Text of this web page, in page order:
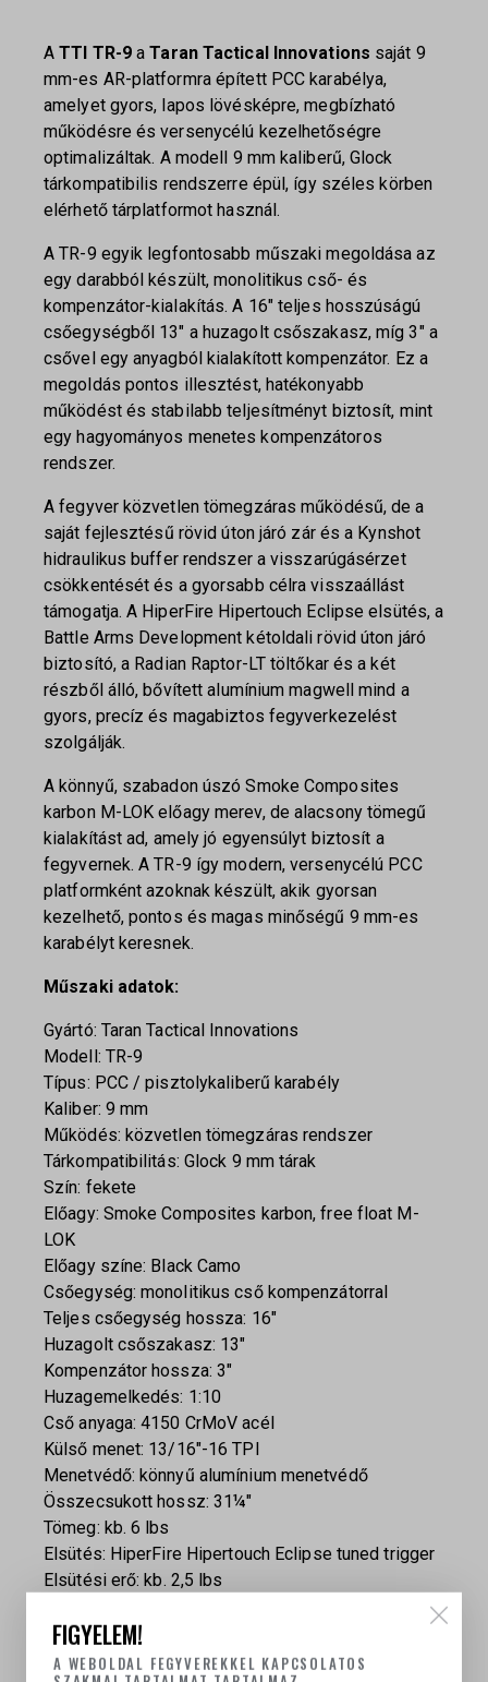
ATTI TR-9 aTaran Tactical Innovations saját 9
mm-es AR-platformra épített PCC karabélya,
amelyet gyors, lapos lövésképre, megbízható
működésre és versenycélú kezelhetőségre
optimalizáltak. A modell 9 mm kaliberű, Glock
tárkompatibilis rendszerre épül, így széles körben
elérhető tárplatformot használ.
A TR-9 egyik legfontosabb műszaki megoldása az
egy darabból készült, monolitikus cső- és
kompenzátor-kialakítás. A 16″ teljes hosszúságú
csőegységből 13″ a huzagolt csőszakasz, míg 3″ a
csővel egy anyagból kialakított kompenzátor. Ez a
megoldás pontos illesztést, hatékonyabb
működést és stabilabb teljesítményt biztosít, mint
egy hagyományos menetes kompenzátoros
rendszer.
A fegyver közvetlen tömegzáras működésű, de a
saját fejlesztésű rövid úton járó zár és a Kynshot
hidraulikus buffer rendszer a visszarúgásérzet
csökkentését és a gyorsabb célra visszaállást
támogatja. A HiperFire Hipertouch Eclipse elsütés, a
Battle Arms Development kétoldali rövid úton járó
biztosító, a Radian Raptor-LT töltőkar és a két
részből álló, bővített alumínium magwell mind a
gyors, precíz és magabiztos fegyverkezelést
szolgálják.
A könnyű, szabadon úszó Smoke Composites
karbon M-LOK előagy merev, de alacsony tömegű
kialakítást ad, amely jó egyensúlyt biztosít a
fegyvernek. A TR-9 így modern, versenycélú PCC
platformként azoknak készült, akik gyorsan
kezelhető, pontos és magas minőségű 9 mm-es
karabélyt keresnek.
Műszaki adatok:
Gyártó: Taran Tactical Innovations
Modell: TR-9
Típus: PCC / pisztolykaliberű karabély
Kaliber: 9 mm
Működés: közvetlen tömegzáras rendszer
Tárkompatibilitás: Glock 9 mm tárak
Szín: fekete
Előagy: Smoke Composites karbon, free float M-
LOK
Előagy színe: Black Camo
Csőegység: monolitikus cső kompenzátorral
Teljes csőegység hossza: 16″
Huzagolt csőszakasz: 13″
Kompenzátor hossza: 3″
Huzagemelkedés: 1:10
Cső anyaga: 4150 CrMoV acél
Külső menet: 13/16″-16 TPI
Menetvédő: könnyű alumínium menetvédő
Összecsukott hossz: 31¼″
Tömeg: kb. 6 lbs
Elsütés: HiperFire Hipertouch Eclipse tuned trigger
Elsütési erő: kb. 2,5 lbs
Buffer tube: intermediate, 8 pozíciós
Biztosító: Battle Arms Development BAD-ASS-PRO
FIGYELEM!
A WEBOLDAL FEGYVEREKKEL KAPCSOLATOS